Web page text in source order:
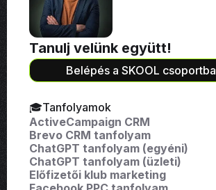
Tanulj velünk együtt!
Belépés a SKOOL csoportba
🎓Tanfolyamok
ActiveCampaign CRM
Brevo CRM tanfolyam
ChatGPT tanfolyam (egyéni)
ChatGPT tanfolyam (üzleti)
Előfizetői klub marketing